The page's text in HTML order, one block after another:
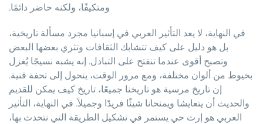
ومتكيفًا، ولكنه حاضر دائمًا.
في النهاية، لا يعد التأثير العربي في إسبانيا مجرد مسألة تاريخية،
بل هو دليل على كيف تتشابك الثقافات وتثري بعضها البعض
وتصبح أقوى عندما تنفتح على التبادل. إنه يشبه نسيجًا يُغزل
بخيوط من ألوان مختلفة، ومع مرور الوقت، يتحول إلى تحفة فنية.
إن تاريخ مرسية هو تاريخنا جميعًا، تاريخ كيف يمكن للقديم
والحديث أن يتعايشا ويمنحانا شيئًا فريدًا وجميلاً. في النهاية، التأثير
العربي هو إرث حي يستمر في تشكيل الطريقة التي نتحدث بها،